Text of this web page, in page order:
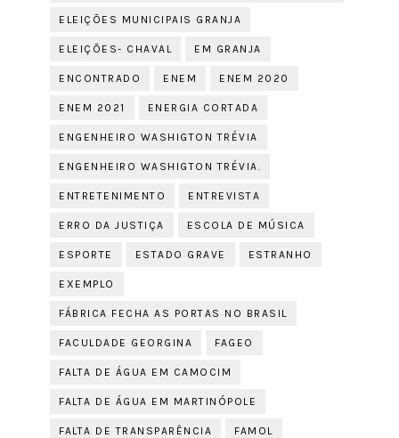
ELEIÇÕES MUNICIPAIS GRANJA
ELEIÇÕES- CHAVAL EM GRANJA
ENCONTRADO ENEM ENEM 2020
ENEM 2021 ENERGIA CORTADA
ENGENHEIRO WASHIGTON TRÉVIA
ENGENHEIRO WASHIGTON TRÉVIA.
ENTRETENIMENTO ENTREVISTA
ERRO DA JUSTIÇA ESCOLA DE MÚSICA
ESPORTE ESTADO GRAVE ESTRANHO
EXEMPLO
FÁBRICA FECHA AS PORTAS NO BRASIL
FACULDADE GEORGINA FAGEO
FALTA DE ÁGUA EM CAMOCIM
FALTA DE ÁGUA EM MARTINÓPOLE
FALTA DE TRANSPARÊNCIA FAMOL